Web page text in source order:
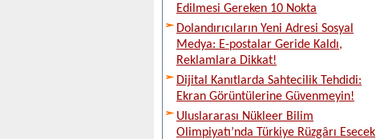
Edilmesi Gereken 10 Nokta
Dolandırıcıların Yeni Adresi Sosyal
Medya: E-postalar Geride Kaldı,
Reklamlara Dikkat!
Dijital Kanıtlarda Sahtecilik Tehdidi:
Ekran Görüntülerine Güvenmeyin!
Uluslararası Nükleer Bilim
Olimpiyatı’nda Türkiye Rüzgârı Esecek